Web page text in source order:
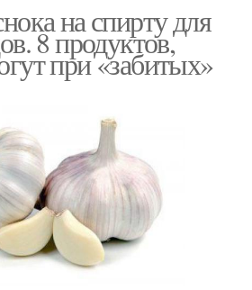
на спирту для
8 продуктов,
при «забитых»